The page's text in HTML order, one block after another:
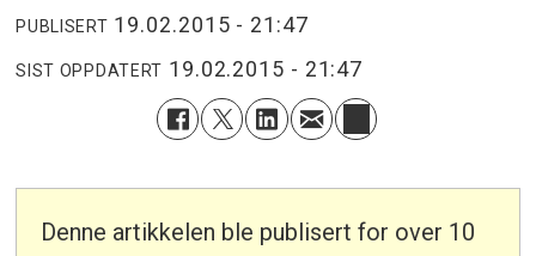
PUBLISERT 19.02.2015 - 21:47
SIST OPPDATERT 19.02.2015 - 21:47
Denne artikkelen ble publisert for over 10